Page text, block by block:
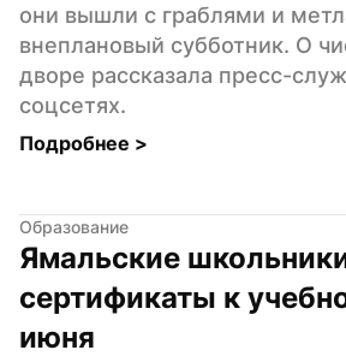
они вышли с граблями и
внеплановый субботник. О
дворе рассказала пресс-
соцсетях.
Подробнее >
Образование
Ямальские
сертификаты к
июня